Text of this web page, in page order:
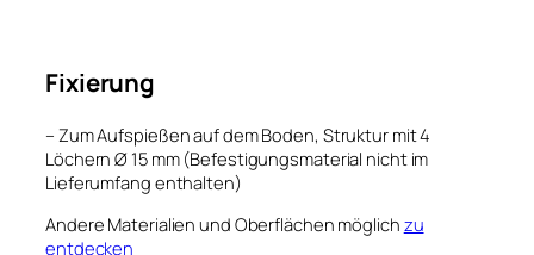
Fixierung
– Zum Aufspießen auf dem Boden, Struktur mit 4
Löchern Ø 15 mm (Befestigungsmaterial nicht im
Lieferumfang enthalten)
Andere Materialien und Oberflächen möglich zu
entdecken